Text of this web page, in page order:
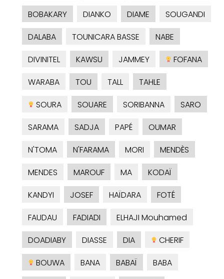
BOBAKARY
DIANKO DIAME
SOUGANDI
DALABA
TOUNICARA BASSE
NABE
DIVINITEL
KAWSU JAMMEY
FOFANA
WARABA
TOU TALL
TAHLE
SOURA
SOUARE SORIBANNA
SARO
SARAMA
SADJA PAPÉ
OUMAR
N'TOMA
N'FARAMA MORI
MENDÈS
MENDES
MAROUF MA
KODAÏ
KANDYI
JOSEF HAÏDARA
FOTÉ
FAUDAU
FADIADI
ELHAJI Mouhamed
DOADIABY
DIASSE DIA
CHERIF
BOUWA
BANA BABAÏ
BABA